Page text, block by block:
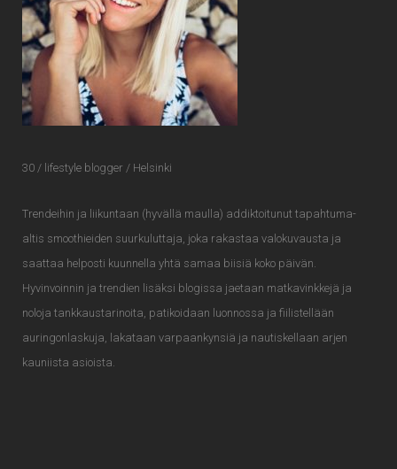
30 / lifestyle blogger / Helsinki
Trendeihin ja liikuntaan (hyvällä maulla) addiktoitunut tapahtuma-
altis smoothieiden suurkuluttaja, joka rakastaa valokuvausta ja
saattaa helposti kuunnella yhtä samaa biisiä koko päivän.
Hyvinvoinnin ja trendien lisäksi blogissa jaetaan matkavinkkejä ja
noloja tankkaustarinoita, patikoidaan luonnossa ja fiilistellään
auringonlaskuja, lakataan varpaankynsiä ja nautiskellaan arjen
kauniista asioista.